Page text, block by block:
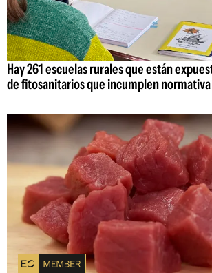
Hay 261 escuelas rurales que están
de fitosanitarios que incumplen